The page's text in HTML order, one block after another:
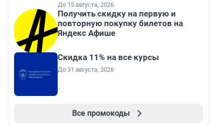
До 15 августа, 2026
Получить скидку на первую и
повторную покупку билетов на
Яндекс Афише
Скидка 11% на все курсы
До 31 августа, 2026
Все промокоды